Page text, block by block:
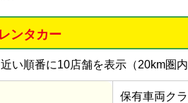
ンタカー
い順番に10店舗を表示（20km圏
保有車両ク